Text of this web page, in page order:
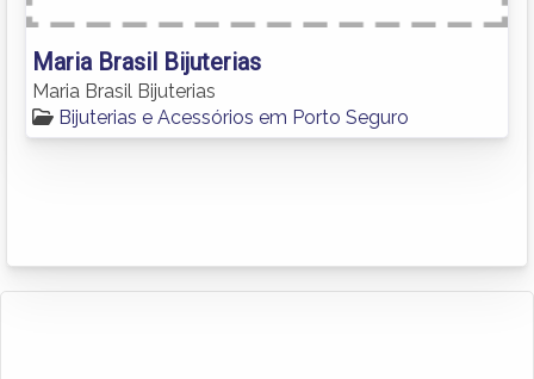
Maria Brasil Bijuterias
Maria Brasil Bijuterias
Bijuterias e Acessórios em Porto Seguro